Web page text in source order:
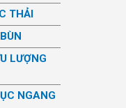
THẢI
LƯỢNG
NGANG